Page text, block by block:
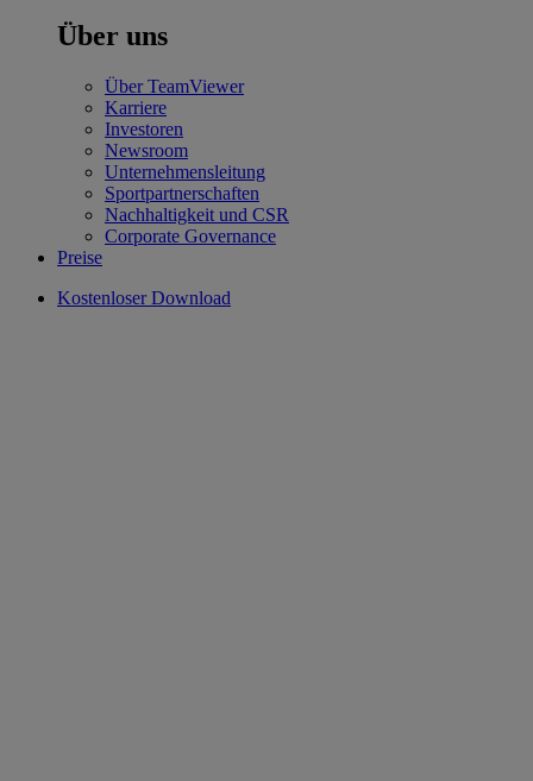
Über uns
Über TeamViewer
Karriere
Investoren
Newsroom
Unternehmensleitung
Sportpartnerschaften
Nachhaltigkeit und CSR
Corporate Governance
Preise
Kostenloser Download